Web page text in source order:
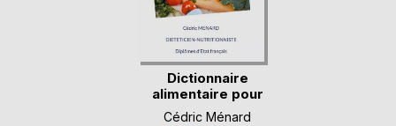
Dictionnaire
alimentaire pour
l'oe(...)
Cédric Ménard